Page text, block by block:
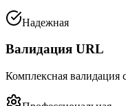
Надежная
Валидация URL
Комплексная валидация